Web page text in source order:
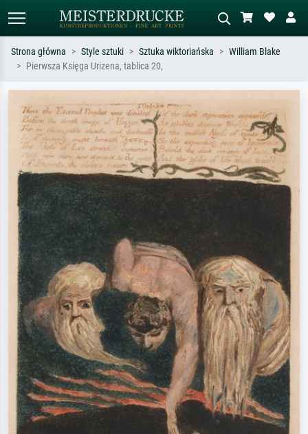
Szukaj wg artysty, tytułu lub stylu – np.
Monet, Gwiaździsta noc,
impresjonizm, fala Hokusaia, akt.
Opisz scenę – np. zielona łąka,
abstrakcja z czerwienią, ciemny olej,
stojący akt obok drzewa.
Strona główna Style sztuki Sztuka wiktoriańska
William Blake
Pierwsza Księga Urizena, tablica 20,